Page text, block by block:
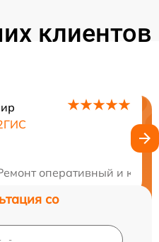
клиентов
оперативный и
со